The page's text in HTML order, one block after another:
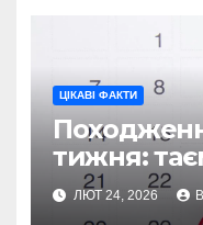
ЦІКАВІ ФАКТИ
тижня:
Вавилону
ЛЮТ 24, 2026